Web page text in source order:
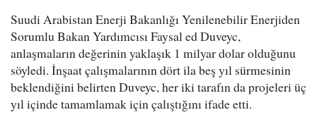
Suudi Arabistan Enerji Bakanlığı Yenilenebilir Enerjiden
Sorumlu Bakan Yardımcısı Faysal ed Duveyc,
anlaşmaların değerinin yaklaşık 1 milyar dolar olduğunu
söyledi. İnşaat çalışmalarının dört ila beş yıl sürmesinin
beklendiğini belirten Duveyc, her iki tarafın da projeleri üç
yıl içinde tamamlamak için çalıştığını ifade etti.